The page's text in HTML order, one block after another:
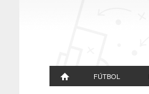
FÚTBOL